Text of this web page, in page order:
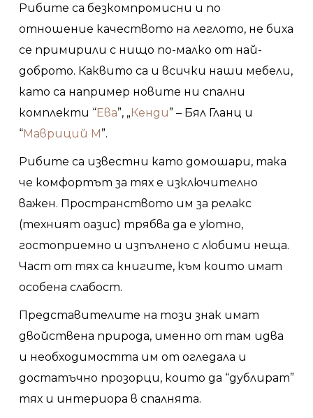
Рибите са безкомпромисни и по
отношение качеството на леглото, не биха
се примирили с нищо по-малко от най-
доброто. Каквито са и всички наши мебели,
като са например новите ни спални
комплекти “Ева”, „Кенди” – Бял Гланц и
“Мавриций М ”.
Рибите са известни като домошари, така
че комфортът за тях е изключително
важен. Пространството им за релакс
(техният оазис) трябва да е уютно,
гостоприемно и изпълнено с любими неща.
Част от тях са книгите, към които имат
особена слабост.
Представителите на този знак имат
двойствена природа, именно от там идва
и необходимостта им от огледала и
достатъчно прозорци, които да “дублират”
тях и интериора в спалнята.